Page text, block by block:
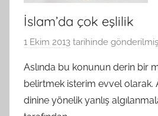
İslam’da çok eşlilik
1 Ekim 2013 tarihinde gönderilmiş
Aslında bu konunun derin bir
belirtmek isterim evvel olarak.
dinine yönelik yanlış